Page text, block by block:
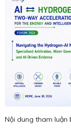
Nội dung tham luận